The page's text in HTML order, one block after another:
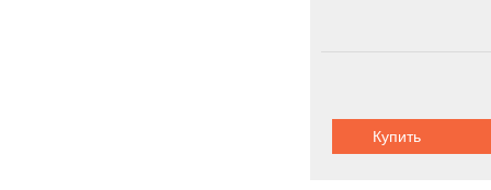
Купить